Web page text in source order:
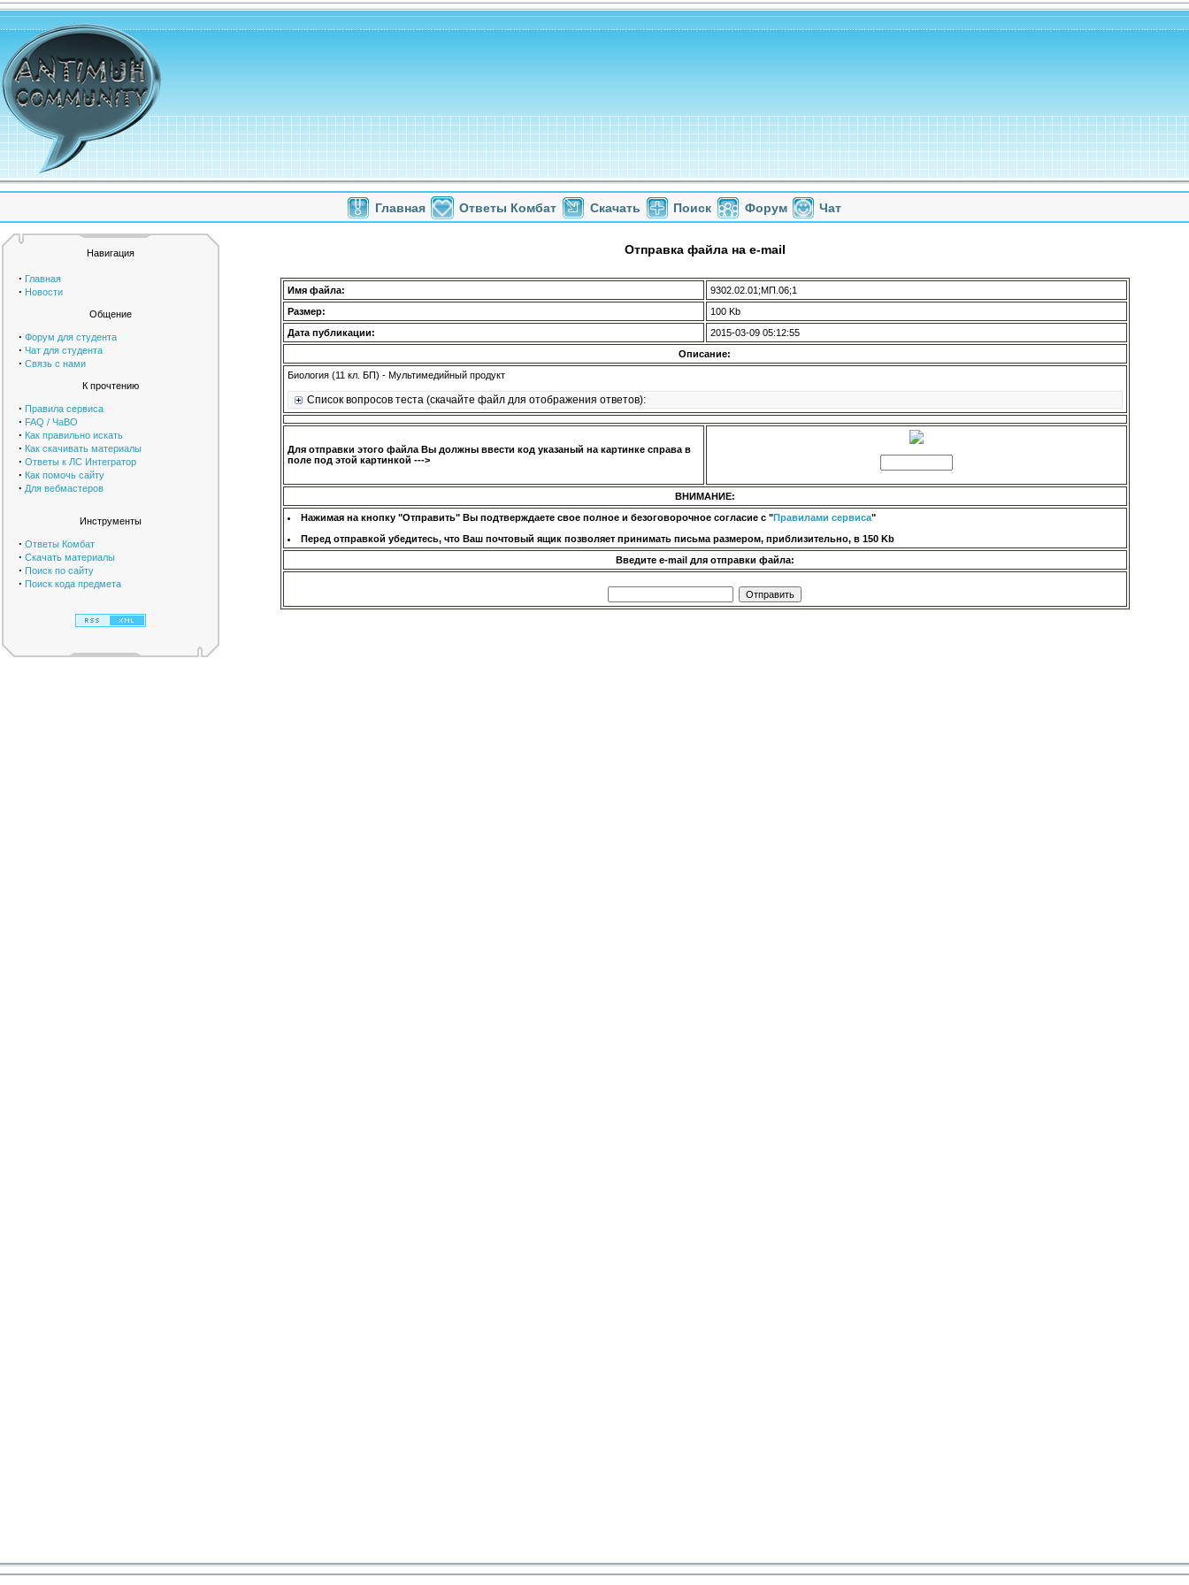
Главная Ответы Комбат Скачать Поиск Форум Чат
Навигация
· Главная
· Новости
Общение
· Форум для студента
· Чат для студента
· Связь с нами
К прочтению
· Правила сервиса
· FAQ / ЧаВО
· Как правильно искать
· Как скачивать материалы
· Ответы к ЛС Интегратор
· Как помочь сайту
· Для вебмастеров
Инструменты
· Ответы Комбат
· Скачать материалы
· Поиск по сайту
· Поиск кода предмета
Отправка файла на e-mail
Имя файла:
9302.02.01;МП.06;1
Размер:
100 Kb
Дата публикации:
2015-03-09 05:12:55
Описание:
Биология (11 кл. БП) - Мультимедийный продукт
Список вопросов теста (скачайте файл для отображения ответов):
Для отправки этого файла Вы должны ввести код указаный на картинке справа в
поле под этой картинкой --->
ВНИМАНИЕ:
Нажимая на кнопку "Отправить" Вы подтверждаете свое полное и безоговорочное согласие с "Правилами сервиса"
Перед отправкой убедитесь, что Ваш почтовый ящик позволяет принимать письма размером, приблизительно, в 150 Kb
Введите e-mail для отправки файла: